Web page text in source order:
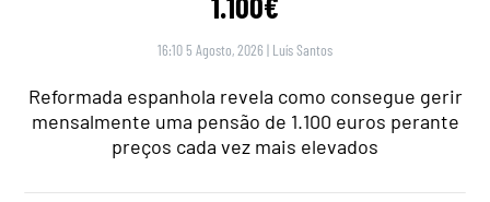
16:10 5 Agosto, 2026 | Luís Santos
Reformada espanhola revela como consegue gerir
mensalmente uma pensão de 1.100 euros perante
preços cada vez mais elevados